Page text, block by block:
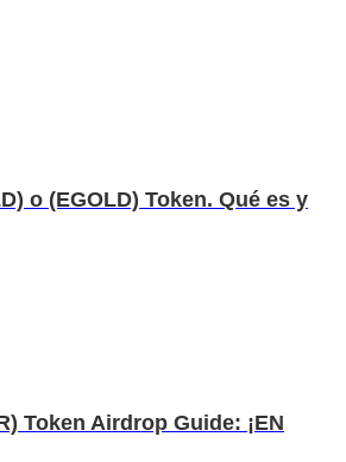
o (EGOLD) Token. Qué es y
Token Airdrop Guide: ¡EN